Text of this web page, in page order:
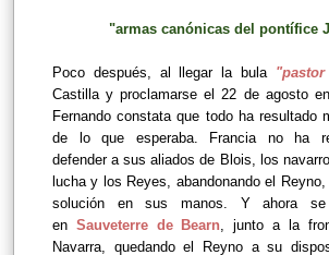
"armas canónicas del pontífice
Poco después, al llegar la bula
Castilla y proclamarse el 22 de agosto en
Fernando constata que todo ha resultado
de lo que esperaba. Francia no ha
defender a sus aliados de Blois, los
lucha y los Reyes, abandonando el
solución en sus manos. Y ahora se
en Sauveterre de Bearn , junto a la
Navarra, quedando el Reyno a su